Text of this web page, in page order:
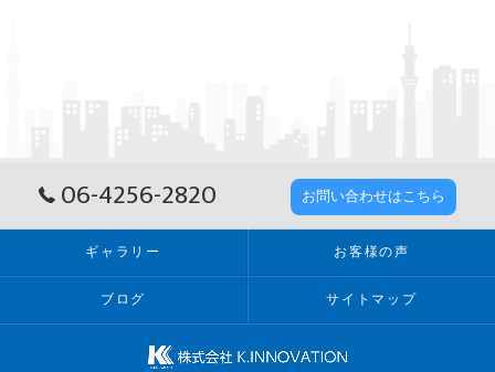
06-4256-2820 お問い合わせはこちら
ギャラリー お客様の声
ブログ サイトマップ